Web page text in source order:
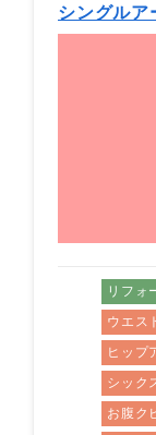
シングルア
リフォ
ウエス
ヒップ
シック
お腹ク